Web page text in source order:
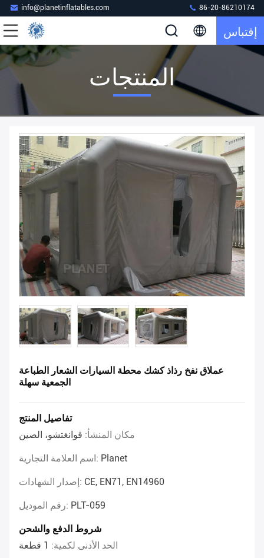
info@planetinflatables.com 86-20-86210174
إقتباس
المنتجات
عملاق نفخ رذاذ كشك محطة السيارات الشعار الطباعة
الجمعية سهلة
تفاصيل المنتج
مكان المنشأ: قوانغتشو، الصين
اسم العلامة التجارية: Planet
إصدار الشهادات: CE, EN71, EN14960
رقم الموديل: PLT-059
شروط الدفع والشحن
الحد الأدنى لكمية: 1 قطعة